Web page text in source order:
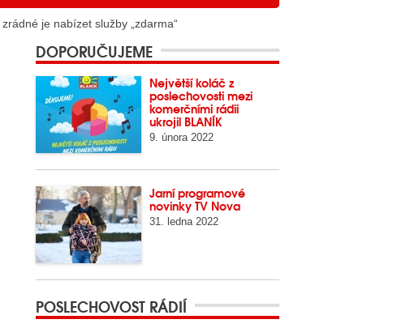
je nabízet služby „zdarma“
DOPORUČUJEME
Největší koláč z
poslechovosti mezi
komerčními rádii
ukrojil BLANÍK
9. února 2022
Jarní programové
novinky TV Nova
31. ledna 2022
POSLECHOVOST RÁDIÍ